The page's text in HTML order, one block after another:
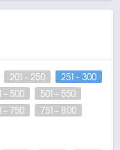
201 - 250
251 - 300
- 500
501 - 550
- 750
751 - 800